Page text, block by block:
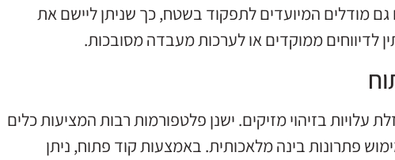
מודלים המיועדים לתפקוד בשטח, כך שניתן ליישם את
לדיווחים ממוקדים או לערכות מעבדה מסובכות.
עלויות בזיהוי מזיקים. ישנן פלטפורמות רבות המציעות כלים
פתרונות בינה מלאכותית. באמצעות קוד פתוח, ניתן